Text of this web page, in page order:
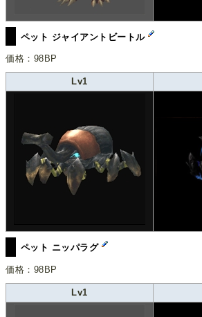
ペット ジャイアントビートル
価格：98BP
Lv1
ペット ニッパラグ
価格：98BP
Lv1